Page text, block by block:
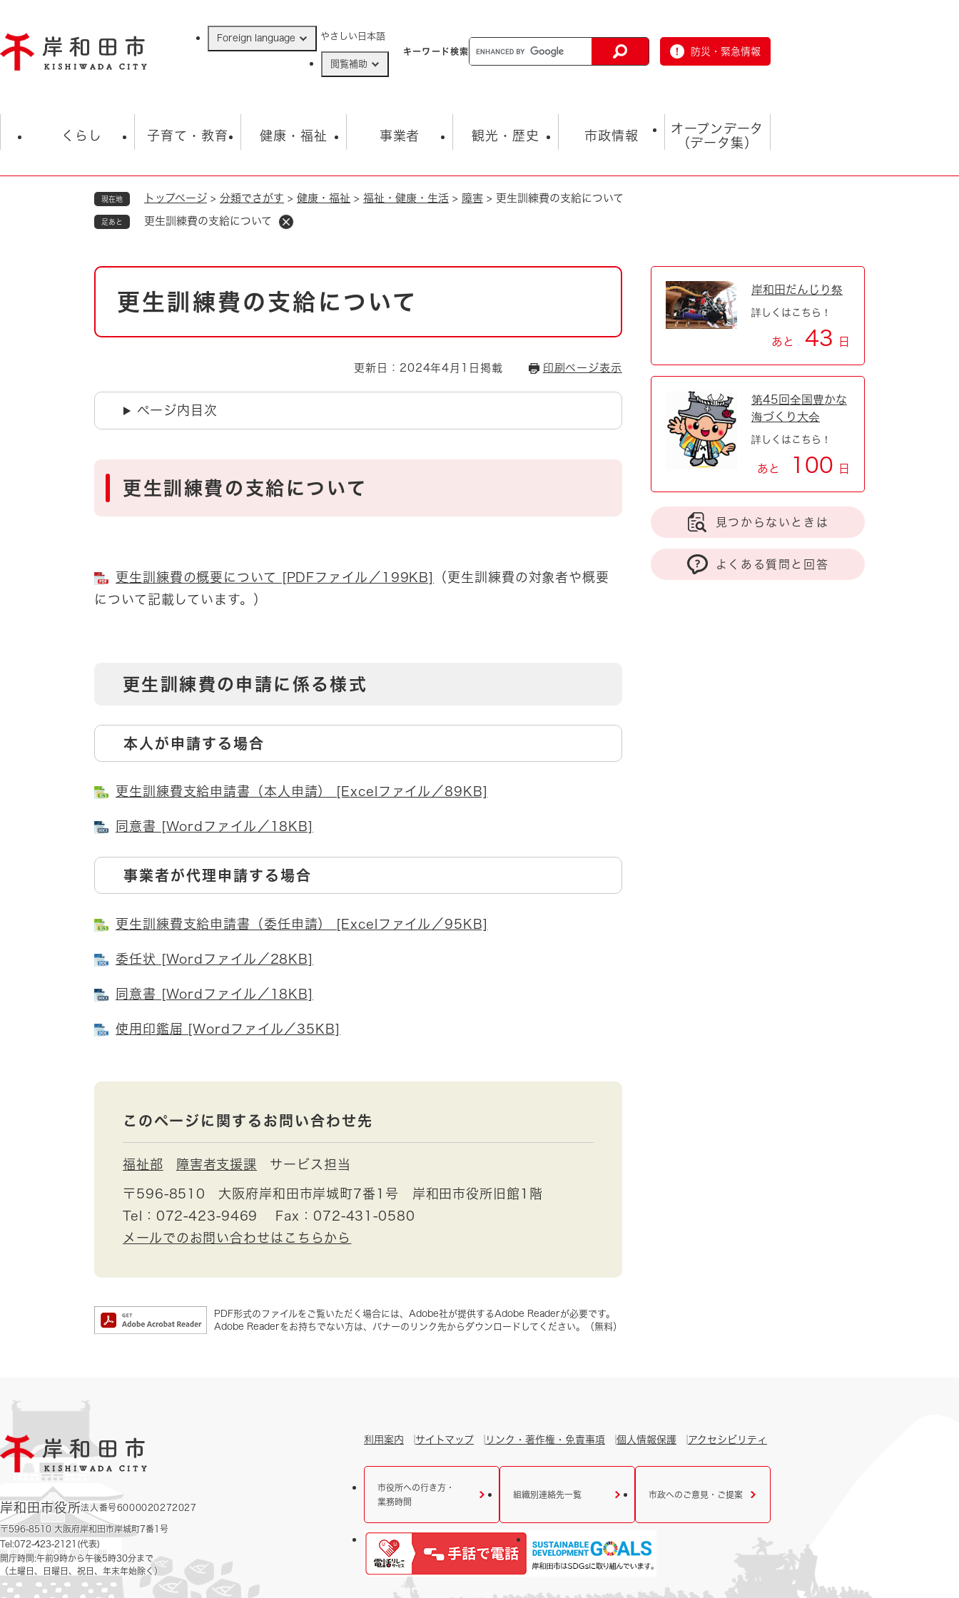
ジ
の
Foreign language やさしい日本語
閲覧補助
キーワード検索 防災・緊急情報
くらし
住民票・戸籍
ごみ・衛生・動物 救急・消防
防災・防犯 上水道・下水道
自然・環境・公園
男女共同参画
地域コミュニティ・ボラン
子育て・教育
学校 子育て
健康・福祉
福祉・健康・生活 生涯学習・スポーツ
事業者
入札・契約情報 まちづくり・協働
環境 福祉・介護
観光・歴史
観光 観光スポット
市政情報
市の概要 総合計画
市政 職員採用情報
市役所・施設の案内
オープンデータ
（データ集）
オープンデータ
現在地 トップページ > 分類でさがす > 健康・福祉 > 福祉・健康・生活 > 障害 > 更生訓練費の支給について
足あと 更生訓練費の支給について
本
更生訓練費の支給について
更新日：2024年4月1日掲載 印刷ページ表示
ページ内目次
更生訓練費の支給について
更生訓練費の概要について [PDFファイル／199KB]
（更生訓練費の対象者や概要
について記載しています。）
更生訓練費の申請に係る様式
本人が申請する場合
更生訓練費支給申請書（本人申請） [Excelファイル／89KB]
同意書 [Wordファイル／18KB]
事業者が代理申請する場合
更生訓練費支給申請書（委任申請） [Excelファイル／95KB]
委任状 [Wordファイル／28KB]
同意書 [Wordファイル／18KB]
使用印鑑届 [Wordファイル／35KB]
このページに関するお問い合わせ先
福祉部 障害者支援課 サービス担当
〒596-8510
大阪府岸和田市岸城町7番1号 岸和田市役所旧館1階
Tel：072-423-9469
Fax：072-431-0580
メールでのお問い合わせはこちらから
PDF形式のファイルをご覧いただく場合には、Adobe社が提供するAdobe Readerが必要です。
Adobe Readerをお持ちでない方は、バナーのリンク先からダウンロードしてください。（無料）
岸和田だんじり祭
詳しくはこちら！
あと 43 日
第45回全国豊かな
海づくり大会
詳しくはこちら！
あと 100 日
見つからないときは
よくある質問と回答
岸和田市役所法人番号6000020272027
〒596-8510 大阪府岸和田市岸城町7番1号
Tel:072-423-2121(代表)
開庁時間:午前9時から午後5時30分まで
（土曜日、日曜日、祝日、年末年始除く）
利用案内 サイトマップ リンク・著作権・免責事項 個人情報保護 アクセシビリティ
市役所への行き方・
業務時間
組織別連絡先一覧 市政へのご意見・ご提案